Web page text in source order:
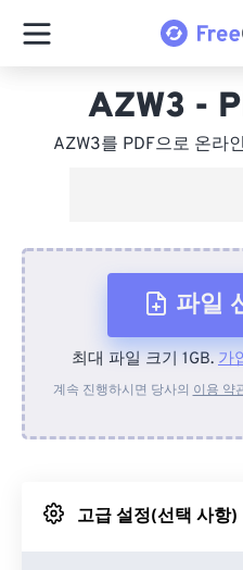
AZW3 -
AZW3를 PDF으로 온라
파일
장치에
Google
최대 파일 크기 1GB. 가
계속 진행하시면 당사의 이용 약
고급 설정(선택 사항)